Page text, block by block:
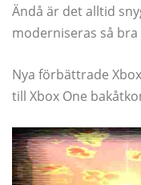
Ändå är det alltid
moderniseras så bra
Nya förbättrade
till Xbox One